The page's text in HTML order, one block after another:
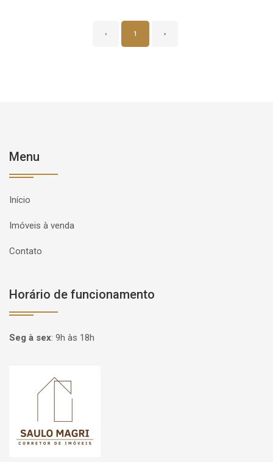
‹ 1 ›
Menu
Início
Imóveis à venda
Contato
Horário de funcionamento
Seg à sex: 9h às 18h
Página inicial